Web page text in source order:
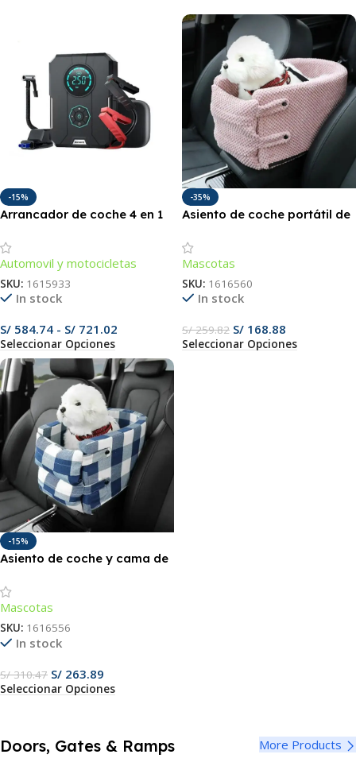
-15%
Arrancador de coche 4 en 1
portátil, batería externa e
iluminación de emergencia.
Automovil y motocicletas
SKU: 1615933
In stock
S/ 584.74 - S/ 721.02
Seleccionar Opciones
-35%
Asiento de coche portátil de
de viaje segura y lavable
para perros y gatos
pequeños
Mascotas
SKU: 1616560
In stock
S/259.82 S/ 168.88
Seleccionar Opciones
-15%
Asiento de coche y cama de
perros.
Mascotas
SKU: 1616556
In stock
S/310.47 S/ 263.89
Seleccionar Opciones
Doors, Gates & Ramps More Products